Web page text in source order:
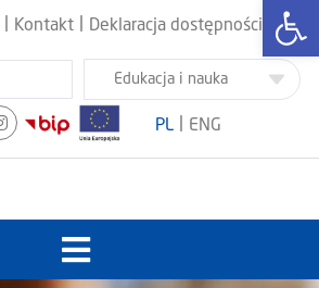
Kontakt Deklaracja dostępności
PL ENG